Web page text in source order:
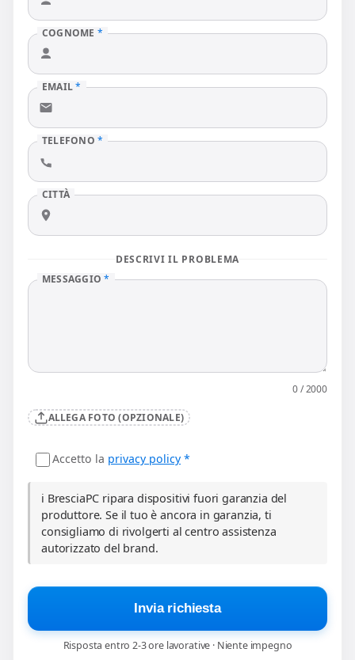
COGNOME *
EMAIL*
TELEFONO*
CITTÀ
DESCRIVI IL PROBLEMA
MESSAGGIO*
0 / 2000
ALLEGA FOTO (OPZIONALE)
Accetto la privacy policy *
ℹ️ BresciaPC ripara dispositivi fuori garanzia del
produttore. Se il tuo è ancora in garanzia, ti
consigliamo di rivolgerti al centro assistenza
autorizzato del brand.
Invia richiesta
Risposta entro 2-3 ore lavorative · Niente impegno